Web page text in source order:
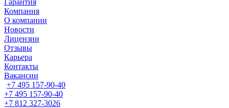
Гарантия
Компания
О компании
Новости
Лицензии
Отзывы
Карьера
Контакты
Вакансии
+7 495 157-90-40
+7 495 157-90-40
+7 812 327-3026